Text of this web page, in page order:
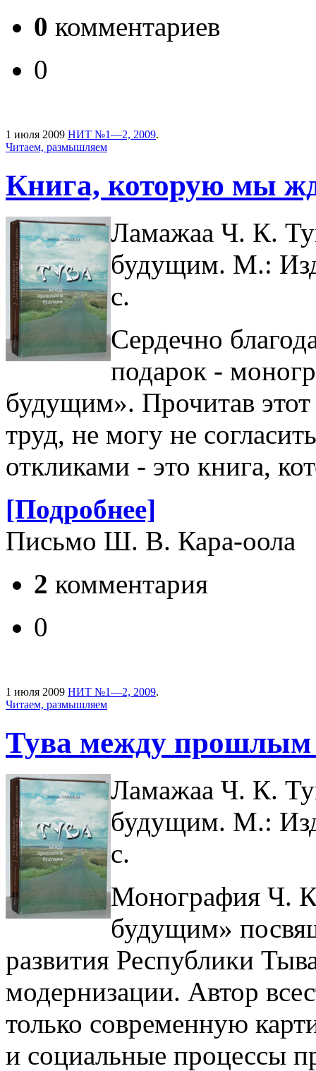
0 комментариев
0
1 июля 2009 НИТ №1—2, 2009.
Читаем, размышляем
Книга, которую мы
Ламажаа Ч. К.
будущим. М.:
с.
Сердечно
подарок -
будущим». Прочитав
труд, не могу не
откликами - это книга,
[Подробнее]
Письмо Ш. В. Кара-оола
2 комментария
0
1 июля 2009 НИТ №1—2, 2009.
Читаем, размышляем
Тува между
Ламажаа Ч. К.
будущим. М.:
с.
Монография Ч.
будущим»
развития Республики
модернизации. Автор
только современную
и социальные процессы